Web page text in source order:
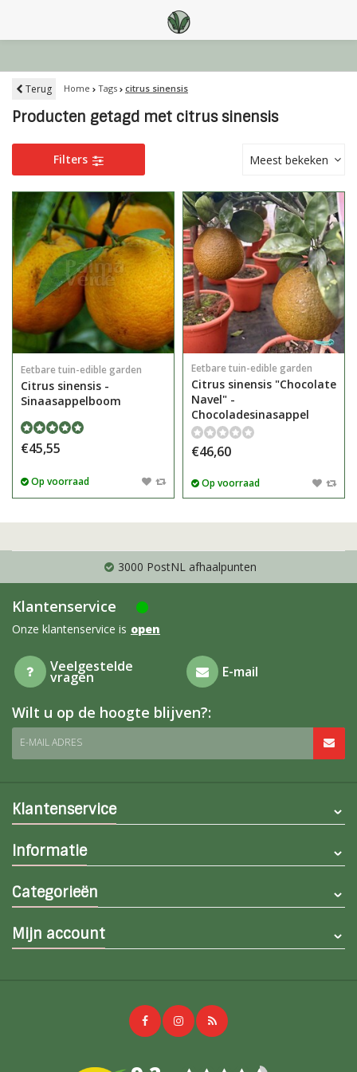
Terug Home Tags citrus sinensis
Producten getagd met citrus sinensis
Filters Meest bekeken
Eetbare tuin-edible garden
Citrus sinensis -
Sinaasappelboom
€45,55
Op voorraad
Eetbare tuin-edible garden
Citrus sinensis "Chocolate
Navel" -
Chocoladesinasappel
€46,60
Op voorraad
3000 PostNL afhaalpunten
Klantenservice
Onze klantenservice is open
Veelgestelde
vragen E-mail
Wilt u op de hoogte blijven?:
E-MAIL ADRES
Klantenservice
Informatie
Categorieën
Mijn account